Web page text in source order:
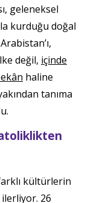
geleneksel
kurduğu doğal
değil, içinde
haline
tanıma
kültürlerin
26